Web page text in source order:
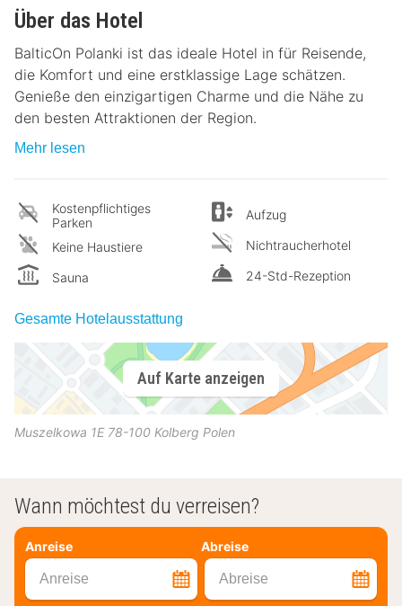
Über das Hotel
BalticOn Polanki ist das ideale Hotel in für Reisende,
die Komfort und eine erstklassige Lage schätzen.
Genieße den einzigartigen Charme und die Nähe zu
den besten Attraktionen der Region.
Mehr lesen
Kostenpflichtiges
Parken
Keine Haustiere
Sauna
Aufzug
Nichtraucherhotel
24-Std-Rezeption
Gesamte Hotelausstattung
Auf Karte anzeigen
Muszelkowa 1E 78-100 Kolberg Polen
Wann möchtest du verreisen?
Anreise Abreise
Anreise Abreise